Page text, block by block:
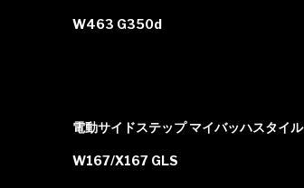
W463 G350d
電動サイドステップ マイバッハスタイル
W167/X167 GLS